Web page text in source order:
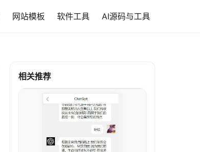
网站模板 软件工具 AI源码与工具
相关推荐